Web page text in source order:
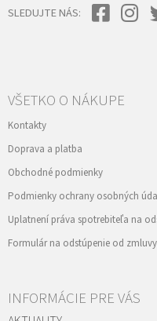
SLEDUJTE NÁS:
VŠETKO O NÁKUPE
Kontakty
Doprava a platba
Obchodné podmienky
Podmienky ochrany osobných
Uplatnení práva spotrebiteľa na
Formulár na odstúpenie od zmluvy
INFORMÁCIE PRE VÁS